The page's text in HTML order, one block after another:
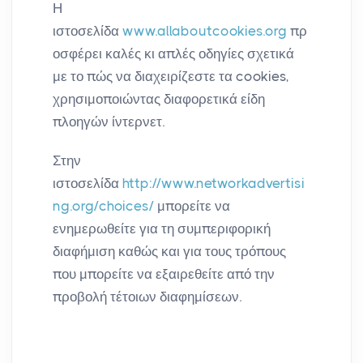
Η
ιστοσελίδα www.allaboutcookies.org πρ
οσφέρει καλές κι απλές οδηγίες σχετικά
με το πώς να διαχειρίζεστε τα cookies,
χρησιμοποιώντας διαφορετικά είδη
πλοηγών ίντερνετ.
Στην
ιστοσελίδα http://www.networkadvertisi
ng.org/choices/ μπορείτε να
ενημερωθείτε για τη συμπεριφορική
διαφήμιση καθώς και για τους τρόπους
που μπορείτε να εξαιρεθείτε από την
προβολή τέτοιων διαφημίσεων.